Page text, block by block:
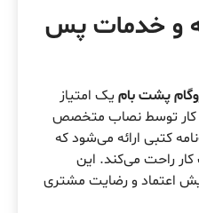
و خدمات پس
پشت بام یک امتیاز
توسط نصاب متخصص
کتبی ارائه می‌شود که
کار راحت می‌کند. این
اعتماد و رضایت مشتری